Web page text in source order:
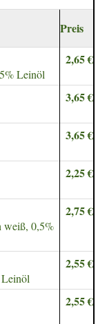
Preis
Leinöl
2,65 €
3,65 €
3,65 €
2,25 €
weiß, 0,5%
2,75 €
2,55 €
2,55 €